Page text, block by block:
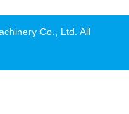
Co., Ltd. All